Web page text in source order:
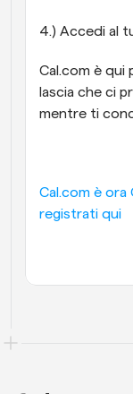
4.) Accedi al
Cal.com è qui
lascia che ci
mentre ti
Cal.com è ora
registrati qui